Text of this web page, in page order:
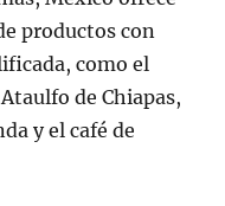
productos con
como el
de Chiapas,
y el café de